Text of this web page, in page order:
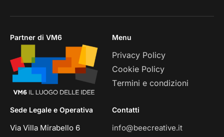
Partner di VM6 Menu
Privacy Policy
Cookie Policy
Termini e condizioni
Sede Legale e Operativa
Via Villa Mirabello 6
Contatti
info@beecreative.it